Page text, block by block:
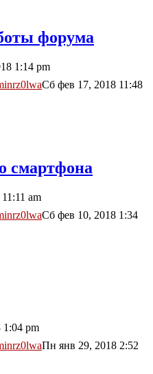
форума
1:14 pm
Сб фев 17, 2018 11:48
смартфона
am
Сб фев 10, 2018 1:34
pm
Пн янв 29, 2018 2:52